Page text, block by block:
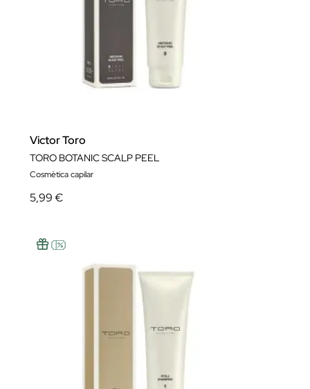
Victor Toro
TORO BOTANIC SCALP PEEL
Cosmètica capilar
5,99 €